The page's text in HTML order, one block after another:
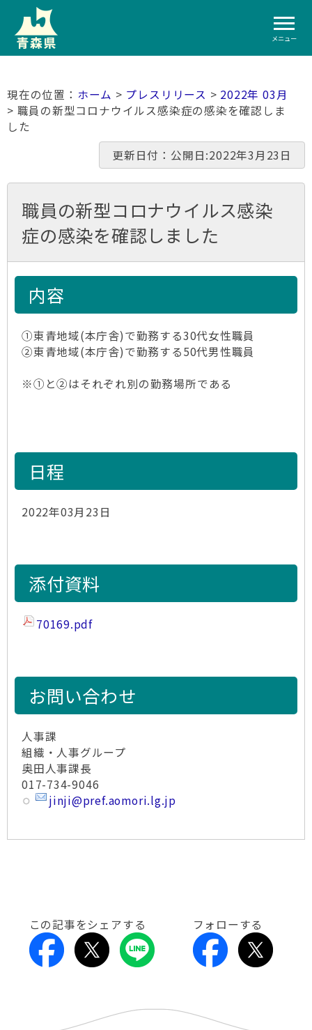
メニュー
ホーム > プレスリリース > 2022年 03月
> 職員の新型コロナウイルス感染症の感染を確認しま
した
更新日付：公開日:2022年3月23日
職員の新型コロナウイルス感染
症の感染を確認しました
内容
①東青地域(本庁舎)で勤務する30代女性職員
②東青地域(本庁舎)で勤務する50代男性職員
※①と②はそれぞれ別の勤務場所である
日程
2022年03月23日
添付資料
70169.pdf
お問い合わせ
人事課
組織・人事グループ
奥田人事課長
017-734-9046
jinji@pref.aomori.lg.jp
この記事をシェアする フォローする